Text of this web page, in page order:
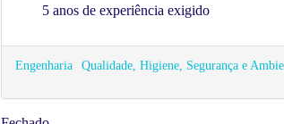
5 anos de experiência exigido
Engenharia Qualidade, Higiene, Segurança e